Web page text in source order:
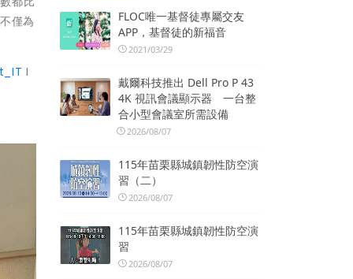
僅為
I
FLOC唯一基督徒專屬交友
APP，基督徒的新福音
2021/03/29
戴爾科技推出 Dell Pro P 43
4K 視訊會議顯示器 一台整
合小型會議室所需設備
2026/08/07
115年苗栗縣城鎮韌性防空演
習（二）
2026/08/07
115年苗栗縣城鎮韌性防空演
習
2026/08/07